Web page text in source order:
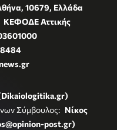
10679, Ελλάδα
ΚΕΦΟΔΕ Αττικής
Σύμβουλος: Νίκος
post.gr)